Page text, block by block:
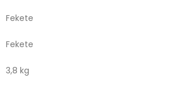
Fekete
Fekete
3,8 kg